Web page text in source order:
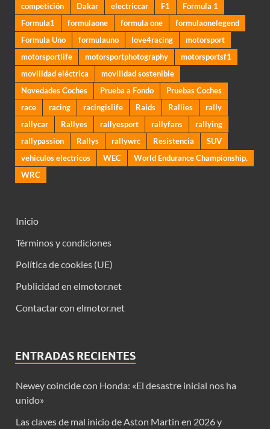
competición
Dakar electriccar F1
Formula 1
Formula1
formulaone formula one
formulaonelegend
Formula Uno
formulauno love4racing
motorsport
motorsportlife
motorsportphotography
motorsportsf1
movilidad eléctrica
movilidad sostenible
Novedades Coches
Prueba a Fondo
Pruebas Coches
race
racing racingislife Raids Rallies
rally
rallycar
Rallyes rallyesport rallyfans
rallying
rallypassion
Rallys rallywrc Resistencia
SUV
vehiculos electricos
WEC
World Endurance Championship.
WRC
Inicio
Términos y condiciones
Política de cookies (UE)
Publicidad en elmotor.net
Contactar con elmotor.net
ENTRADAS RECIENTES
Newey coincide con Honda: «El desastre inicial nos ha
unido»
Las claves de mal inicio de Aston Martin en 2026 y